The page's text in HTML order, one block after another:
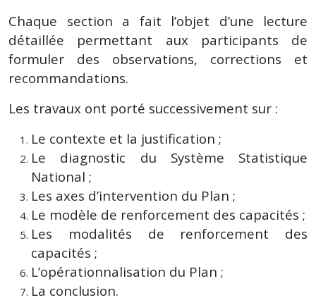
Chaque section a fait l’objet d’une lecture
détaillée permettant aux participants de
formuler des observations, corrections et
recommandations.
Les travaux ont porté successivement sur :
Le contexte et la justification ;
Le diagnostic du Système Statistique
National ;
Les axes d’intervention du Plan ;
Le modèle de renforcement des capacités ;
Les modalités de renforcement des
capacités ;
L’opérationnalisation du Plan ;
La conclusion.